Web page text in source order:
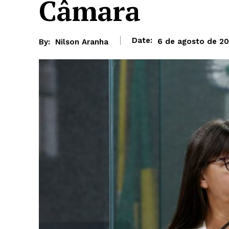
Câmara
By: Nilson Aranha Date: 6 de agosto de